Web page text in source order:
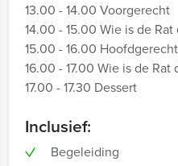
13.00 - 14.00 Voorgerecht
14.00 - 15.00 Wie is de Rat
15.00 - 16.00 Hoofdgerecht
16.00 - 17.00 Wie is de Rat
17.00 - 17.30 Dessert
Inclusief:
Begeleiding